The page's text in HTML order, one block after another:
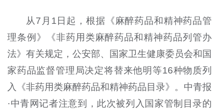
从7月1日起，根据《麻醉药品和精神药品管
理条例》《非药用类麻醉药品和精神药品列管办
法》有关规定，公安部、国家卫生健康委员会和国
家药品监督管理局决定将替来他明等16种物质列
入《非药用类麻醉药品和精神药品目录》。中青报
·中青网记者注意到，此次被列入国家管制目录的